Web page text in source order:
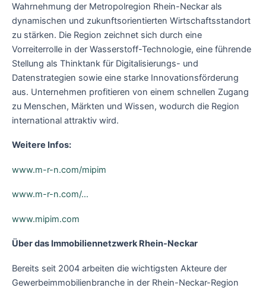
Wahrnehmung der Metropolregion Rhein-Neckar als
dynamischen und zukunftsorientierten Wirtschaftsstandort
zu stärken. Die Region zeichnet sich durch eine
Vorreiterrolle in der Wasserstoff-Technologie, eine führende
Stellung als Thinktank für Digitalisierungs- und
Datenstrategien sowie eine starke Innovationsförderung
aus. Unternehmen profitieren von einem schnellen Zugang
zu Menschen, Märkten und Wissen, wodurch die Region
international attraktiv wird.
Weitere Infos:
www.m-r-n.com/mipim
www.m-r-n.com/…
www.mipim.com
Über das Immobiliennetzwerk Rhein-Neckar
Bereits seit 2004 arbeiten die wichtigsten Akteure der
Gewerbeimmobilienbranche in der Rhein-Neckar-Region